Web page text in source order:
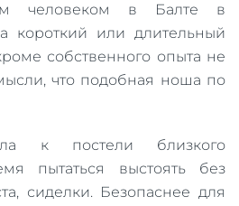
человеком в Балте в
короткий или длительный
собственного опыта не
что подобная ноша по
к постели близкого
пытаться выстоять без
сиделки. Безопаснее для